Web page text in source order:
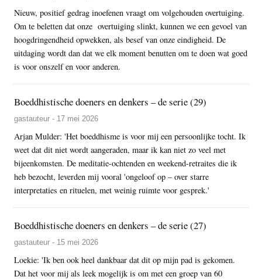
Nieuw, positief gedrag inoefenen vraagt om volgehouden overtuiging.
Om te beletten dat onze overtuiging slinkt, kunnen we een gevoel van
hoogdringendheid opwekken, als besef van onze eindigheid. De
uitdaging wordt dan dat we elk moment benutten om te doen wat goed
is voor onszelf en voor anderen.
Boeddhistische doeners en denkers – de serie (29)
gastauteur - 17 mei 2026
Arjan Mulder: 'Het boeddhisme is voor mij een persoonlijke tocht. Ik
weet dat dit niet wordt aangeraden, maar ik kan niet zo veel met
bijeenkomsten. De meditatie-ochtenden en weekend-retraites die ik
heb bezocht, leverden mij vooral 'ongeloof op – over starre
interpretaties en rituelen, met weinig ruimte voor gesprek.'
Boeddhistische doeners en denkers – de serie (27)
gastauteur - 15 mei 2026
Loekie: 'Ik ben ook heel dankbaar dat dit op mijn pad is gekomen.
Dat het voor mij als leek mogelijk is om met een groep van 60